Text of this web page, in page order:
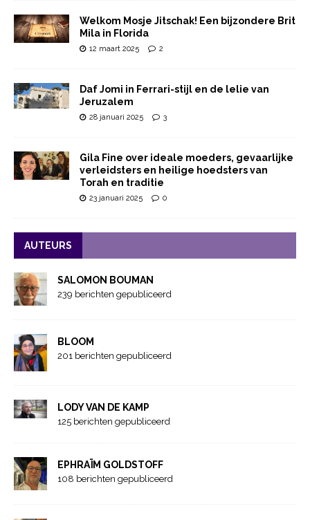
Welkom Mosje Jitschak! Een bijzondere Brit
Mila in Florida
12 maart 2025 2
Daf Jomi in Ferrari-stijl en de lelie van
Jeruzalem
28 januari 2025 3
Gila Fine over ideale moeders, gevaarlijke
verleidsters en heilige hoedsters van
Torah en traditie
23 januari 2025 0
AUTEURS
SALOMON BOUMAN
239 berichten gepubliceerd
BLOOM
201 berichten gepubliceerd
LODY VAN DE KAMP
125 berichten gepubliceerd
EPHRAÏM GOLDSTOFF
108 berichten gepubliceerd